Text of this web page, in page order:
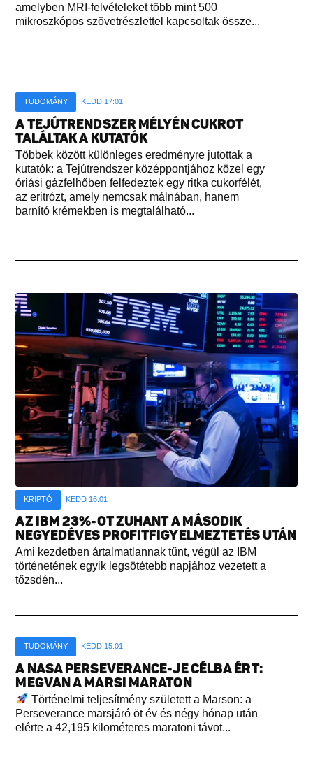
amelyben MRI-felvételeket több mint 500
mikroszkópos szövetrészlettel kapcsoltak össze...
TUDOMÁNY KEDD 17:01
A TEJÚTRENDSZER MÉLYÉN CUKROT
TALÁLTAK A KUTATÓK
Többek között különleges eredményre jutottak a
kutatók: a Tejútrendszer középpontjához közel egy
óriási gázfelhőben felfedeztek egy ritka cukorfélét,
az eritrózt, amely nemcsak málnában, hanem
barnító krémekben is megtalálható...
KRIPTÓ KEDD 16:01
AZ IBM 23%-OT ZUHANT A MÁSODIK
NEGYEDÉVES PROFITFIGYELMEZTETÉS UTÁN
Ami kezdetben ártalmatlannak tűnt, végül az IBM
történetének egyik legsötétebb napjához vezetett a
tőzsdén...
TUDOMÁNY KEDD 15:01
A NASA PERSEVERANCE-JE CÉLBA ÉRT:
MEGVAN A MARSI MARATON
Történelmi teljesítmény született a Marson: a
Perseverance marsjáró öt év és négy hónap után
elérte a 42,195 kilométeres maratoni távot...